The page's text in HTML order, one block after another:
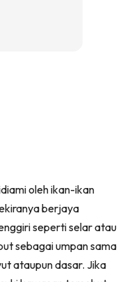
oleh ikan-ikan
berjaya
seperti selar atau
sebagai umpan sama
ataupun dasar. Jika